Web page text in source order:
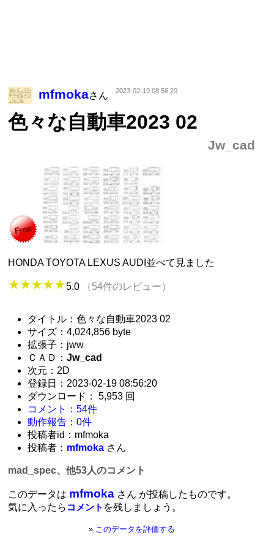
mfmokaさん 2023-02-19 08:56:20
色々な自動車2023 02
Jw_cad
HONDA TOYOTA LEXUS AUDI並べて見ました
5.0 （54件のレビュー）
タイトル：色々な自動車2023 02
サイズ：4,024,856 byte
拡張子：jww
ＣＡＤ：Jw_cad
次元：2D
登録日：2023-02-19 08:56:20
ダウンロード： 5,953 回
コメント：54件
動作報告：0件
投稿者id：mfmoka
投稿者： mfmoka さん
mad_spec、他53人のコメント
このデータは mfmoka さん が投稿したものです。
気に入ったら コメント を残しましょう。
» このデータを評価する